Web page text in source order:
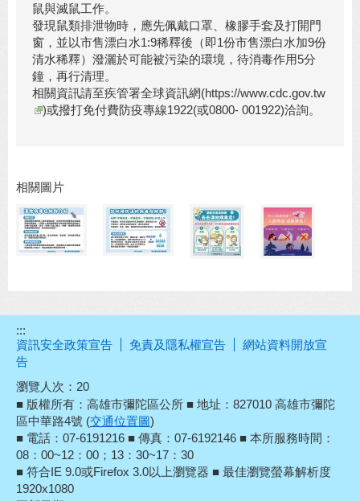
鼠與滅鼠工作。
發現鼠類排泄物時，應先佩戴口罩、橡膠手套及打開門
窗，並以市售漂白水1:9稀釋後（即1份市售漂白水加9份
清水稀釋）潑灑於可能被污染的環境，待消毒作用5分
鐘，再行清理。
相關資訊請至疾管署全球資訊網(https://www.cdc.gov.tw
)或撥打免付費防疫專線1922(或0800- 001922)洽詢。
相關圖片
:::
資訊安全政策宣告
免責及隱私權宣告
網站資料開放宣
告
瀏覽人次： 20
■ 版權所有：高雄市彌陀區公所 ■ 地址：827010 高雄市彌陀
區中華路4號 (交通位置圖)
■ 電話：07-6191216 ■ 傳真：07-6192146 ■ 本所服務時間：
08：00~12：00；13：30~17：30
■ 符合IE 9.0或Firefox 3.0以上瀏覽器 ■ 最佳瀏覽螢幕解析度
1920x1080